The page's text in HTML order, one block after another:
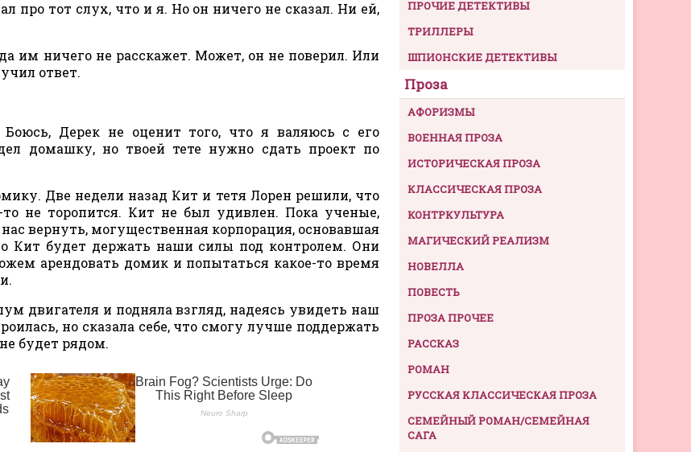
про тот слух, что и я. Но он ничего не сказал. Ни ей,
им ничего не расскажет. Может, он не поверил. Или
ответ.
Дерек не оценит того, что я валяюсь с его
домашку, но твоей тете нужно сдать проект по
Две недели назад Кит и тетя Лорен решили, что
не торопится. Кит не был удивлен. Пока ученые,
вернуть, могущественная корпорация, основавшая
Кит будет держать наши силы под контролем. Они
арендовать домик и попытаться какое-то время
двигателя и подняла взгляд, надеясь увидеть наш
но сказала себе, что смогу лучше поддержать
будет рядом.
ПРОЧИЕ ДЕТЕКТИВЫ
ТРИЛЛЕРЫ
ШПИОНСКИЕ ДЕТЕКТИВЫ
Проза
АФОРИЗМЫ
ВОЕННАЯ ПРОЗА
ИСТОРИЧЕСКАЯ ПРОЗА
КЛАССИЧЕСКАЯ ПРОЗА
КОНТРКУЛЬТУРА
МАГИЧЕСКИЙ РЕАЛИЗМ
НОВЕЛЛА
ПОВЕСТЬ
ПРОЗА ПРОЧЕЕ
РАССКАЗ
РОМАН
РУССКАЯ КЛАССИЧЕСКАЯ ПРОЗА
СЕМЕЙНЫЙ РОМАН/СЕМЕЙНАЯ
САГА